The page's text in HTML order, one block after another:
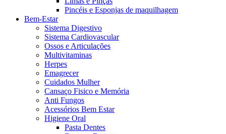
Pincéis e Esponjas de maquilhagem
Bem-Estar
Sistema Digestivo
Sistema Cardiovascular
Ossos e Articulações
Multivitaminas
Herpes
Emagrecer
Cuidados Mulher
Cansaço Fisico e Memória
Anti Fungos
Acessórios Bem Estar
Higiene Oral
Pasta Dentes